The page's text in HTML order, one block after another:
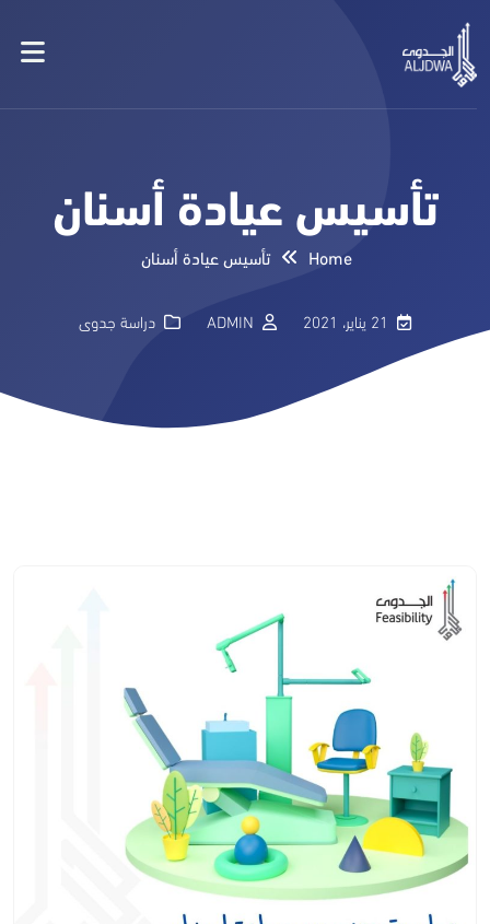
تأسيس عيادة أسنان
Home تأسيس عيادة أسنان
21 يناير، 2021 ADMIN دراسة جدوى